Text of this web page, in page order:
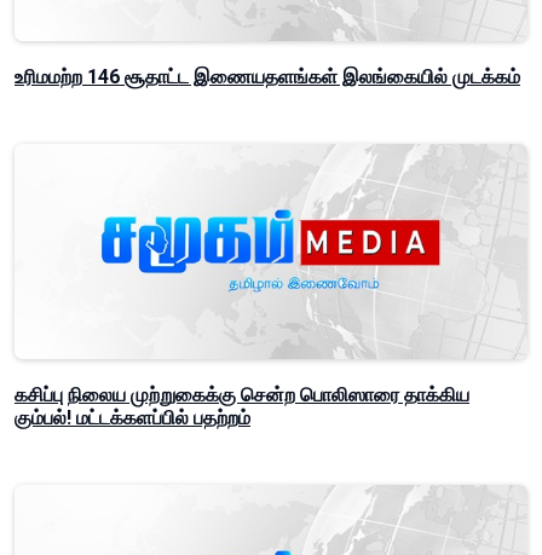
உரிமமற்ற 146 சூதாட்ட இணையதளங்கள் இலங்கையில் முடக்கம்
கசிப்பு நிலைய முற்றுகைக்கு சென்ற பொலிஸாரை தாக்கிய
கும்பல்! மட்டக்களப்பில் பதற்றம்